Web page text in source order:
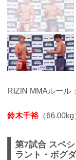
RIZIN MMAルール
鈴木千裕（66.00kg
第7試合 スペ
ラント・ボグ